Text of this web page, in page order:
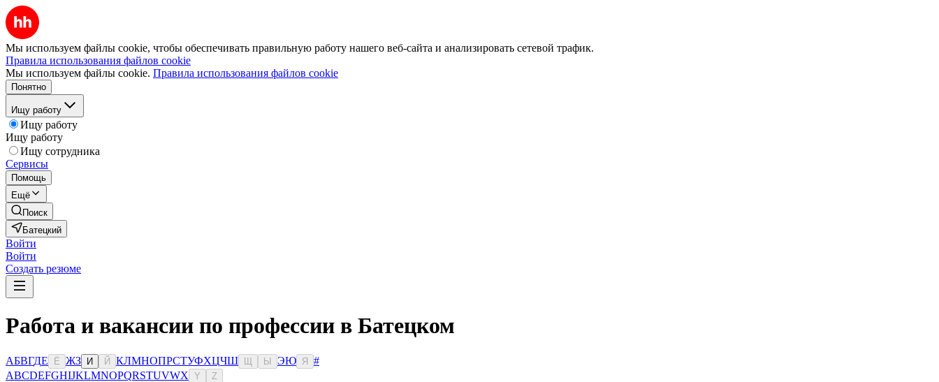
Мы используем файлы cookie, чтобы обеспечивать правильную работу нашего веб-сайта и анализировать сетевой трафик.
Правила использования файлов cookie
Мы используем файлы cookie. Правила использования файлов cookie
Понятно
Ищу работу
Ищу работу
Ищу работу
Ищу сотрудника
Сервисы
Помощь
Ещё
Поиск
Батецкий
Войти
Войти
Создать резюме
Работа и вакансии по профессии в Батецком
АБВГДЕ Ё ЖЗ И Й КЛМНОПРСТУФХЦЧШ Ы ЭЮ Я
#
ABCDEFGHIJKLMNOPQRSTUVWX Y Z